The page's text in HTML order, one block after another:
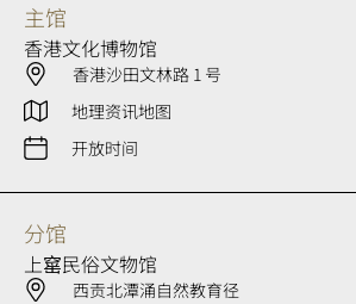
主馆
香港文化博物馆
香港沙田文林路 1 号
地理资讯地图
开放时间
分馆
上窰民俗文物馆
西贡北潭涌自然教育径